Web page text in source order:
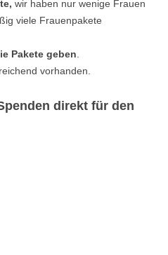
wir haben nur wenige Frauen
viele Frauenpakete
Pakete geben.
vorhanden.
direkt für den